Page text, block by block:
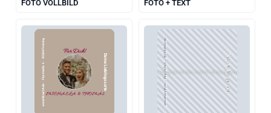
FOTO VOLLBILD FOTO + TEXT
www.likoer24.de  ·  Flurstraße 6  ·  85354 Freising Für Dich!
MICHAELA & THOMAS
Deine Lieblingssorte www.likoer24.de  ·  Flurstraße 6  ·  85354 Freising
LADE DEIN EIGENES ETIKETT-DESIGN HOCH
Deine Lieblingssorte